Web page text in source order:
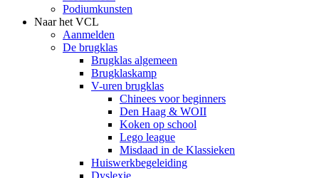
Podiumkunsten
Naar het VCL
Aanmelden
De brugklas
Brugklas algemeen
Brugklaskamp
V-uren brugklas
Chinees voor beginners
Den Haag & WOII
Koken op school
Lego league
Misdaad in de Klassieken
Huiswerkbegeleiding
Dyslexie